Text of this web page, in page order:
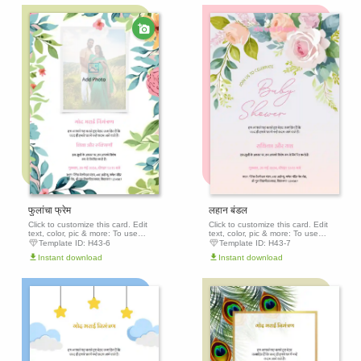
Edit this
template
फुलांचा फ्रेम
Click to customize this card. Edit
text, color, pic & more: To use
this template, click the 'Edit this
template' button above to get
started.
Template ID: H43-6
Instant download
Edit
लहान बंडल
Click to customize this card. Edit
text, color, pic & more: To use
this template, click the 'Edit this
template' button above to get
started.
Template ID: H43-7
Instant download
Edit this
Edit